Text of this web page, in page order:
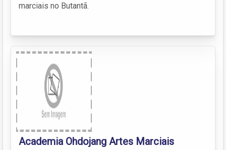
marciais no Butantã.
Academia Ohdojang Artes Marciais